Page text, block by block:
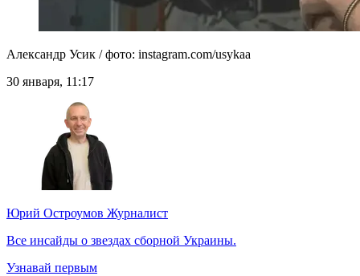
Александр Усик / фото: instagram.com/usykaa
30 января, 11:17
Юрий Остроумов Журналист
Все инсайды о звездах сборной Украины.
Узнавай первым